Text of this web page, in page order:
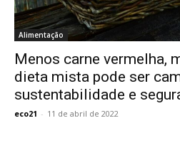
Alimentação
Menos carne vermelha,
dieta mista pode ser
sustentabilidade e
eco21 - 11 de abril de 2022